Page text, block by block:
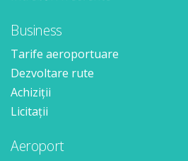
Business
Tarife aeroportuare
Dezvoltare rute
Achiziții
Licitații
Aeroport